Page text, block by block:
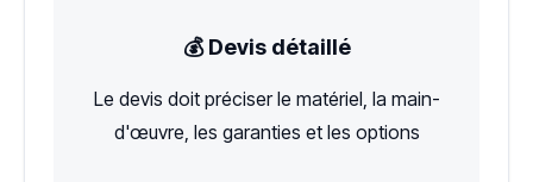
💰 Devis détaillé
Le devis doit préciser le matériel, la main-
d'œuvre, les garanties et les options